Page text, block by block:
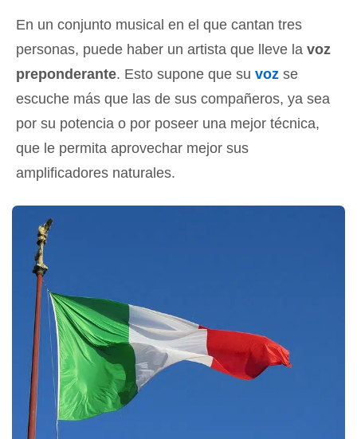
En un conjunto musical en el que cantan tres
personas, puede haber un artista que lleve la voz
preponderante. Esto supone que su voz se
escuche más que las de sus compañeros, ya sea
por su potencia o por poseer una mejor técnica,
que le permita aprovechar mejor sus
amplificadores naturales.